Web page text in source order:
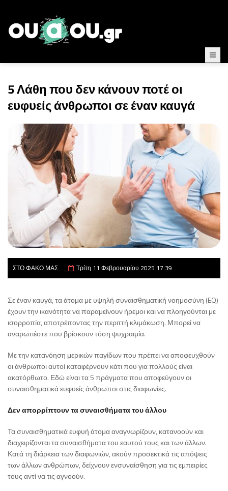
5 Λάθη που δεν κάνουν ποτέ οι
ευφυείς άνθρωποι σε έναν καυγά
ΣΤΟ ΦΑΚΟ ΜΑΣ Τρίτη 11 Φεβρουαρίου 2025 17:39
Σε έναν καυγά, τα άτομα με υψηλή συναισθηματική νοημοσύνη (EQ)
έχουν την ικανότητα να παραμείνουν ήρεμοι και να πλοηγούνται με
ισορροπία, αποτρέποντας την περιττή κλιμάκωση. Μπορεί να
αναρωτιέστε που βρίσκουν τόση ψυχραιμία.
Με την κατανόηση μερικών παγίδων που πρέπει να αποφευχθούν
οι άνθρωποι αυτοί καταφέρνουν κάτι που για πολλούς είναι
ακατόρθωτο. Εδώ είναι τα 5 πράγματα που αποφεύγουν οι
συναισθηματικά ευφυείς άνθρωποι στις διαφωνίες.
Δεν απορρίπτουν τα συναισθήματα του άλλου
Τα συναισθηματικά ευφυή άτομα αναγνωρίζουν, κατανοούν και
διαχειρίζονται τα συναισθήματα του εαυτού τους και των άλλων.
Κατά τη διάρκεια των διαφωνιών, ακούν προσεκτικά τις απόψεις
των άλλων ανθρώπων, δείχνουν ενσυναίσθηση για τις εμπειρίες
τους αντί να τις αγνοούν.